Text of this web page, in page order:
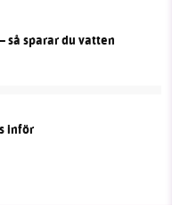
så sparar du vatten
inför